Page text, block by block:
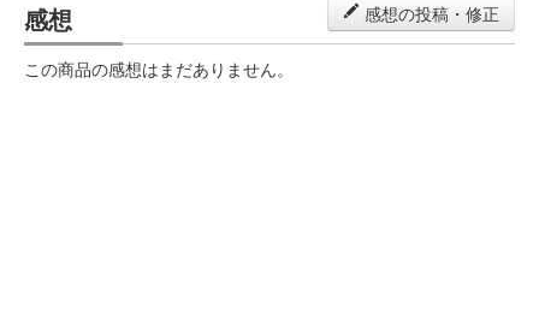
感想 感想の投稿・修正
この商品の感想はまだありません。